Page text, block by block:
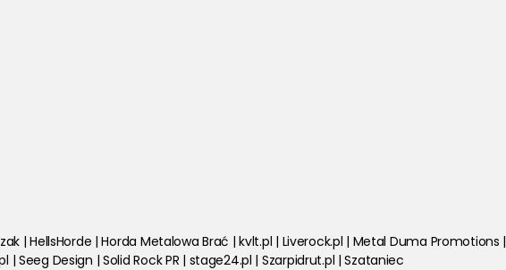
| HellsHorde | Horda Metalowa Brać | kvlt.pl | Liverock.pl | Metal Duma Promotions
Seeg Design | Solid Rock PR | stage24.pl | Szarpidrut.pl | Szataniec